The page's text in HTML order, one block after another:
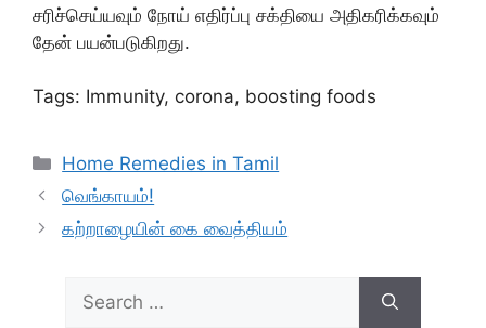
சரிச்செய்யவும் நோய் எதிர்ப்பு சக்தியை அதிகரிக்கவும்
தேன் பயன்படுகிறது.
Tags: Immunity, corona, boosting foods
Categories
Home Remedies in Tamil
வெங்காயம்!
கற்றாழையின் கை வைத்தியம்
Search
for: